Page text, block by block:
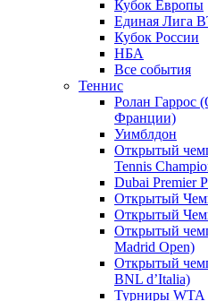
Кубок Европы
Единая Лига
Кубок России
НБА
Все события
Теннис
Ролан Гаррос
Франции)
Уимблдон
Открытый
Tennis
Dubai Premier
Открытый
Открытый
Открытый
Madrid Open)
Открытый
BNL d’Italia)
Турниры WTA